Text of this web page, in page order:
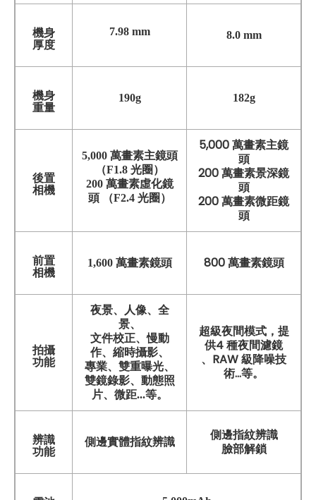
機身
厚度
7.98 mm 8.0 mm
機身
重量
190g 182g
後置
相機
5,000 萬畫素主鏡頭
（F1.8 光圈）
200 萬畫素虛化鏡
頭 （F2.4 光圈）
5,000 萬畫素主鏡
頭
200 萬畫素景深鏡
頭
200 萬畫素微距鏡
頭
前置
相機
1,600 萬畫素鏡頭 800 萬畫素鏡頭
拍攝
功能
夜景、人像、全
景、
文件校正、慢動
作、縮時攝影、
專業、雙重曝光、
雙鏡錄影、動態照
片、微距...等。
超級夜間模式，提
供4 種夜間濾鏡
、RAW 級降噪技
術...等。
辨識
功能
側邊實體指紋辨識
側邊指紋辨識
臉部解鎖